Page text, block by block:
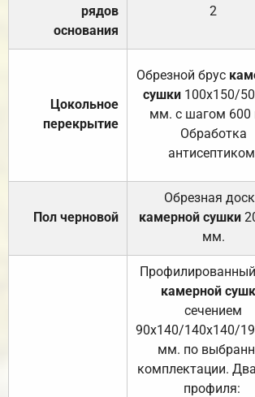
рядов
основания
2
Цокольное
перекрытие
Обрезной брус
сушки 100х150/
мм. с шагом
Обработка
Пол черновой
Обрезная
камерной сушки
мм.
камерной
сечением
90х140/140х140/
мм. по
комплектации.
профиля: